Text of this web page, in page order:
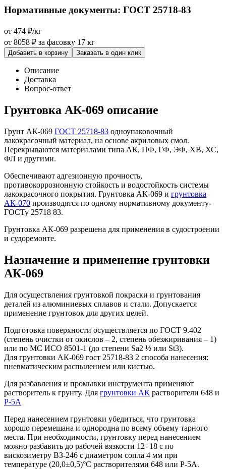
Нормативные документы: ГОСТ 25718-83
от 474 ₽/кг
от 8058 ₽ за фасовку 17 кг
Добавить в корзину Заказать в один клик
Описание
Доставка
Вопрос-ответ
Грунтовка АК-069 описание
Грунт АК-069 ГОСТ 25718-83 одноупаковочный
лакокрасочный материал, на основе акриловых смол.
Перекрываются материалами типа АК, ПФ, ГФ, ЭФ, ХВ, ХС,
ФЛ и другими.
Обеспечивают адгезионную прочность,
противокоррозионную стойкость и водостойкость системы
лакокрасочного покрытия. Грунтовка АК-069 и грунтовка
АК-070 производятся по одному нормативному документу-
ГОСТу 25718 83.
Грунтовка АК-069 разрешена для применения в судостроении
и судоремонте.
Назначение и применение грунтовки
АК-069
Для осуществления грунтовкой покраски и грунтования
деталей из алюминиевых сплавов и стали. Допускается
применение грунтовок для других целей.
Подготовка поверхности осуществляется по ГОСТ 9.402
(степень очистки от окислов – 2, степень обезжиривания – 1)
или по МС ИСО 8501-1 (до степени Sa2 ½ или St3).
Для грунтовки АК-069 гост 25718-83 2 способа нанесения:
пневматическим распылением или кистью.
Для разбавления и промывки инструмента применяют
растворитель к грунту. Для грунтовки АК растворители 648 и
Р-5А
Перед нанесением грунтовки убедиться, что грунтовка
хорошо перемешана и однородна по всему объему тарного
места. При необходимости, грунтовку перед нанесением
можно разбавить до рабочей вязкости 12÷18 с по
вискозиметру ВЗ-246 с диаметром соплa 4 мм при
температуре (20,0±0,5)°С растворителями 648 или Р-5А.